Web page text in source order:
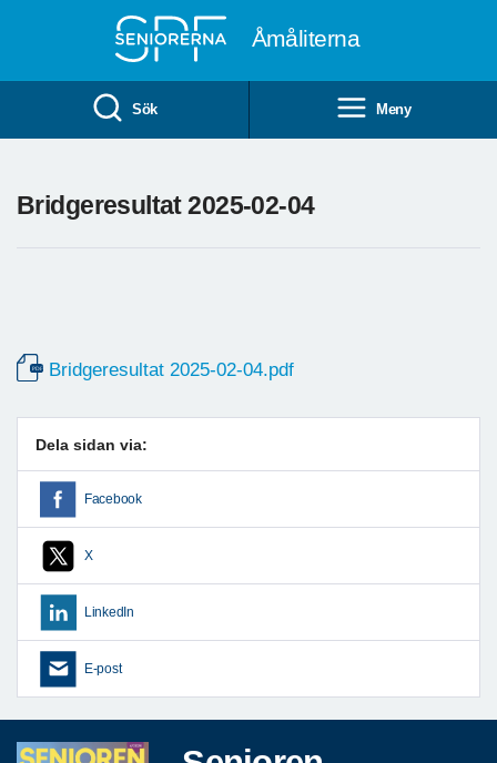
Åmåliterna
Sök Meny
Bridgeresultat 2025-02-04
Bridgeresultat 2025-02-04.pdf
Dela sidan via:
Facebook
X
LinkedIn
E-post